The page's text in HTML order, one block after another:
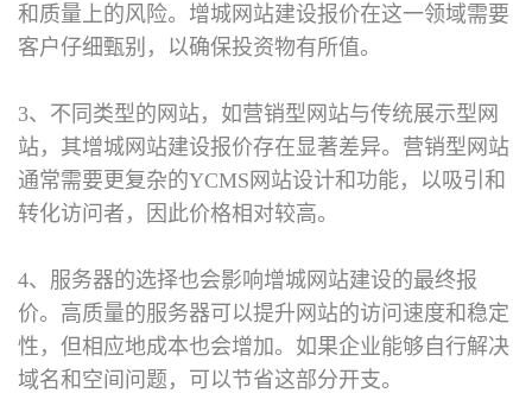
和质量上的风险。增城网站建设报价在这一领域需要
客户仔细甄别，以确保投资物有所值。
3、不同类型的网站，如营销型网站与传统展示型网
站，其增城网站建设报价存在显著差异。营销型网站
通常需要更复杂的YCMS网站设计和功能，以吸引和
转化访问者，因此价格相对较高。
4、服务器的选择也会影响增城网站建设的最终报
价。高质量的服务器可以提升网站的访问速度和稳定
性，但相应地成本也会增加。如果企业能够自行解决
域名和空间问题，可以节省这部分开支。